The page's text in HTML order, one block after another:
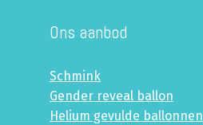
Ons aanbod
Schmink
Gender reveal ballon
Helium gevulde ballonnen